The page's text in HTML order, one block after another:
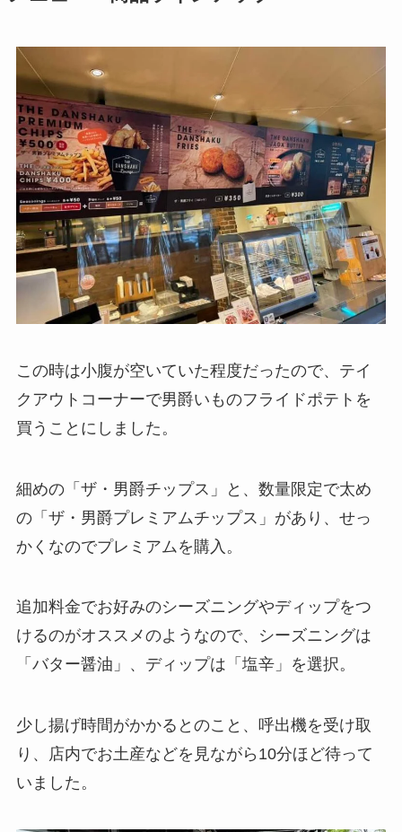
この時は小腹が空いていた程度だったので、テイ
クアウトコーナーで男爵いものフライドポテトを
買うことにしました。
細めの「ザ・男爵チップス」と、数量限定で太め
の「ザ・男爵プレミアムチップス」があり、せっ
かくなのでプレミアムを購入。
追加料金でお好みのシーズニングやディップをつ
けるのがオススメのようなので、シーズニングは
「バター醤油」、ディップは「塩辛」を選択。
少し揚げ時間がかかるとのこと、呼出機を受け取
り、店内でお土産などを見ながら10分ほど待って
いました。